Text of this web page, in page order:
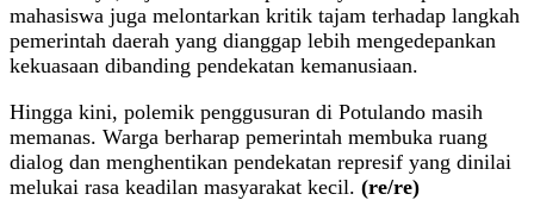
mahasiswa juga melontarkan kritik tajam terhadap langkah
pemerintah daerah yang dianggap lebih mengedepankan
kekuasaan dibanding pendekatan kemanusiaan.
Hingga kini, polemik penggusuran di Potulando masih
memanas. Warga berharap pemerintah membuka ruang
dialog dan menghentikan pendekatan represif yang dinilai
melukai rasa keadilan masyarakat kecil. (re/re)